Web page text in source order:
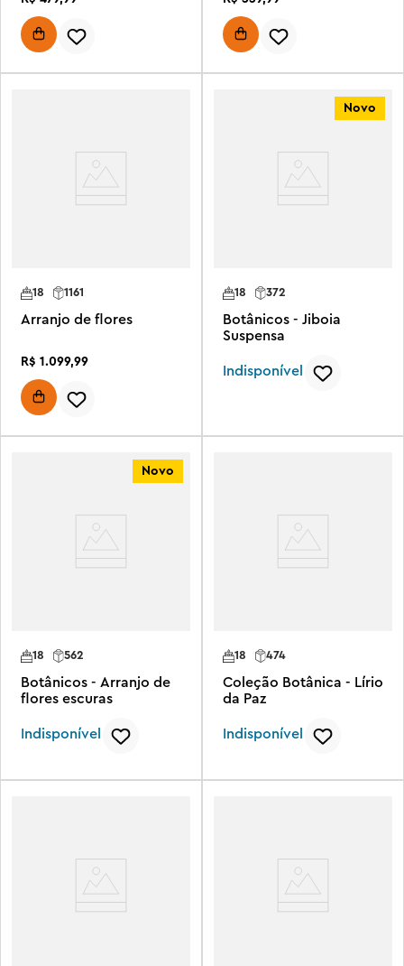
18 1161
Arranjo de flores
R$ 1 .099,99
Novo
372
18
Botânicos - Jiboia
Suspensa
Indisponível
Novo
562
18
Botânicos - Arranjo de
flores escuras
Indisponível
474
18
Coleção Botânica - Lírio
da Paz
Indisponível